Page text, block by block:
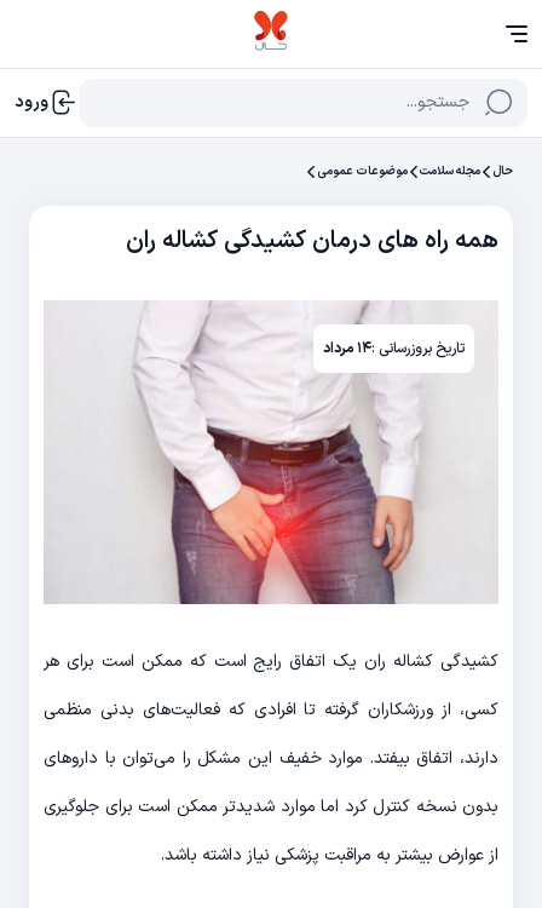
جستجو... ورود
حال مجله سلامت موضوعات عمومی
همه راه های درمان کشیدگی کشاله ران
تاریخ بروزرسانی :۱۴ مرداد
کشیدگی کشاله ران یک اتفاق رایج است که ممکن است برای هر
کسی، از ورزشکاران گرفته تا افرادی که فعالیت‌های بدنی منظمی
دارند، اتفاق بیفتد. موارد خفیف این مشکل را می‌توان با داروهای
بدون نسخه کنترل کرد اما موارد شدیدتر ممکن است برای جلوگیری
از عوارض بیشتر به مراقبت پزشکی نیاز داشته باشد.